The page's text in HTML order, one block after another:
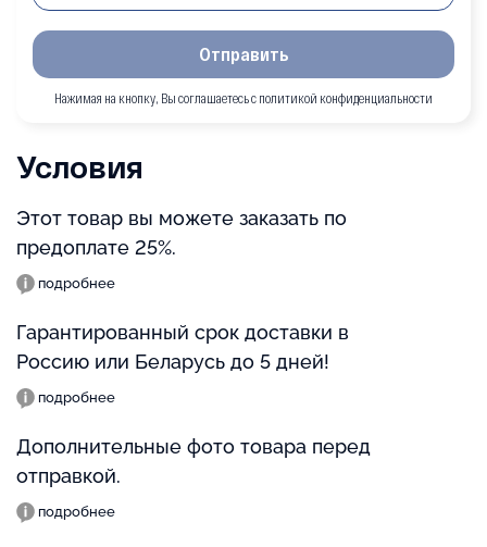
Отправить
Нажимая на кнопку, Вы соглашаетесь с политикой конфиденциальности
Условия
Этот товар вы можете заказать по
предоплате 25%.
подробнее
Гарантированный срок доставки в
Россию или Беларусь до 5 дней!
подробнее
Дополнительные фото товара перед
отправкой.
подробнее